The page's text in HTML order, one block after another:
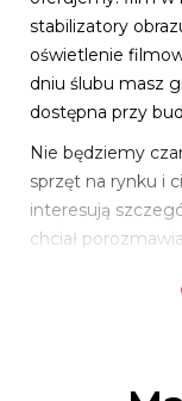
stabilizatory
oświetlenie
dniu ślubu masz
dostępna przy
Nie będziemy
sprzęt na rynku i
interesują
chciał
prostu obejrzyj
każde miejsce:)